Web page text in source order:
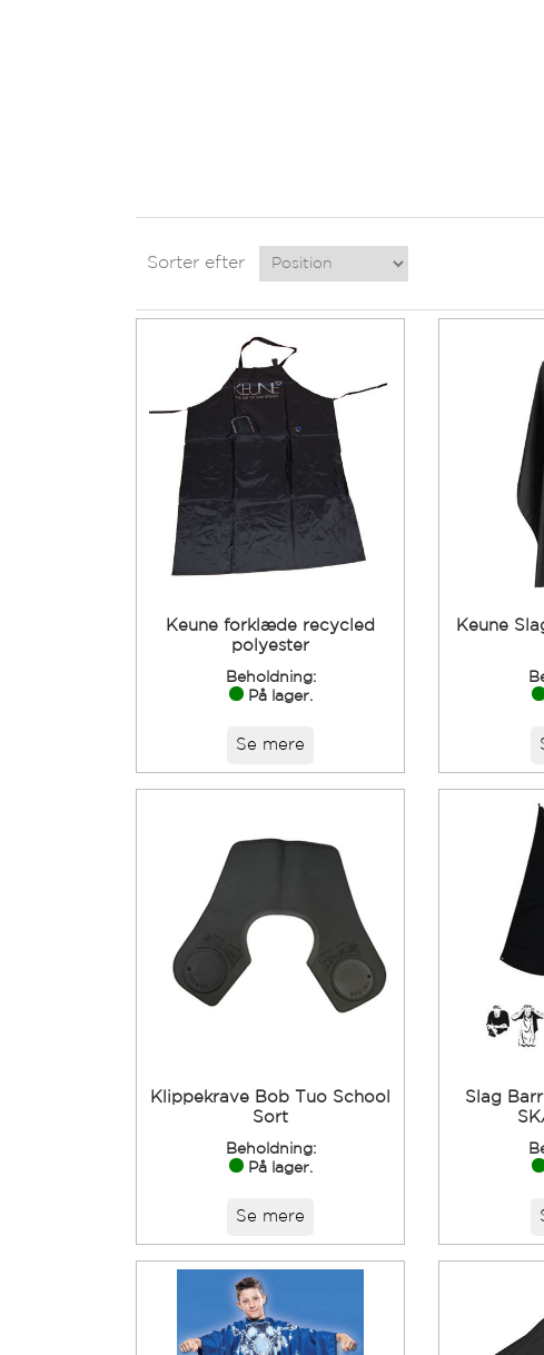
Sorter efter
Keune forklæde recycled
polyester
Beholdning:
På lager.
Se mere
Keune
Klippekrave Bob Tuo School
Sort
Beholdning:
På lager.
Se mere
Slag